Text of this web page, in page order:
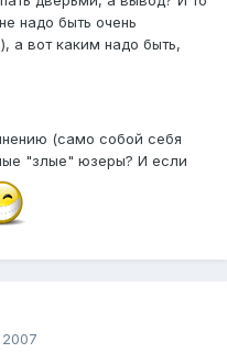
надо быть очень
а вот каким надо быть,
(само собой себя
"злые" юзеры? И если
2007